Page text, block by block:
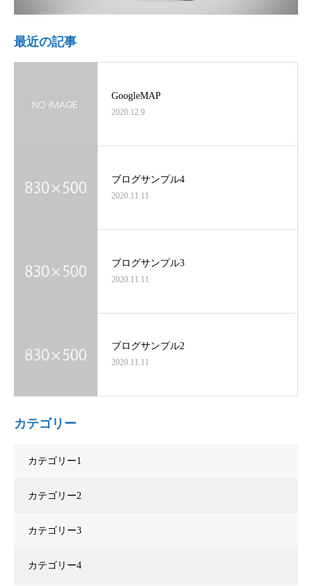
最近の記事
GoogleMAP
2020.12.9
ブログサンプル4
2020.11.11
ブログサンプル3
2020.11.11
ブログサンプル2
2020.11.11
カテゴリー
カテゴリー1
カテゴリー2
カテゴリー3
カテゴリー4